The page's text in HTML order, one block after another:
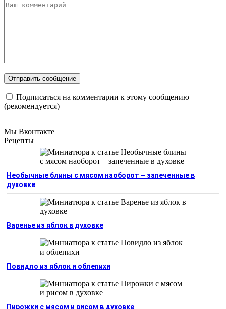
Подписаться на комментарии к этому сообщению
(рекомендуется)
Мы Вконтакте
Рецепты
Необычные блины с мясом наоборот – запеченные в
духовке
Варенье из яблок в духовке
Повидло из яблок и облепихи
Пирожки с мясом и рисом в духовке